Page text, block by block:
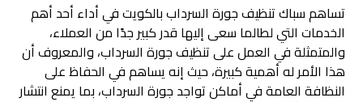
تساهم سباك تنظيف جورة السرداب بالكويت في أداء أحد أهم
الخدمات التي لطالما سعى إليها قدر كبير جدًا من العملاء،
والمتمثلة في العمل على تنظيف جورة السرداب، والمعروف أن
هذا الأمر له أهمية كبيرة، حيث إنه يساهم في الحفاظ على
النظافة العامة في أماكن تواجد جورة السرداب، بما يمنع انتشار